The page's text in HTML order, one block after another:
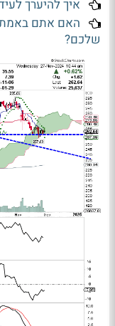
איך להיערך
האם אתם באמת
שלכם?